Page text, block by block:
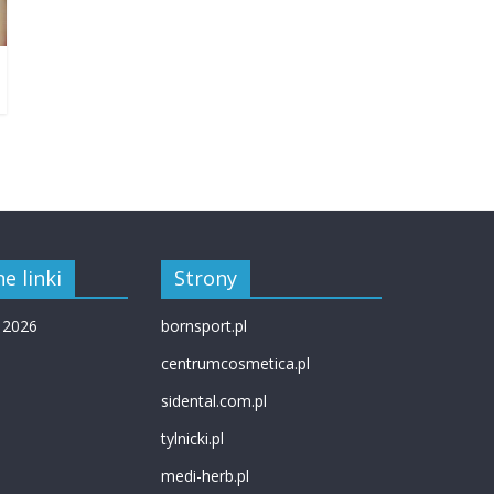
linki Strony
bornsport.pl
centrumcosmetica.pl
sidental.com.pl
tylnicki.pl
medi-herb.pl